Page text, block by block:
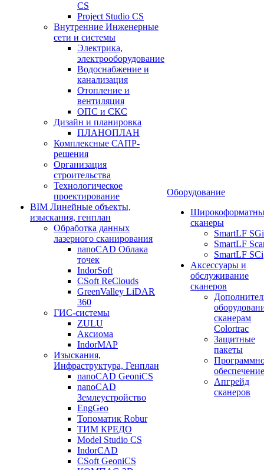
CS
Project Studio CS
Внутренние Инженерные
сети и системы
Электрика,
электрооборудование
Водоснабжение и
канализация
Отопление и
вентиляция
ОПС и СКС
Дизайн и планировка
ПЛАНОПЛАН
Комплексные САПР-
решения
Организация
строительства
Технологическое
проектирование
BIM Линейные объекты,
изыскания, генплан
Обработка данных
лазерного сканирования
nanoCAD Облака
точек
IndorSoft
CSoft ReClouds
GreenValley LiDAR
360
ГИС-системы
ZULU
Аксиома
IndorMAP
Изыскания,
Инфраструктура, Генплан
nanoCAD GeoniCS
nanoCAD
Землеустройство
EngGeo
Топоматик Robur
ТИМ КРЕДО
Model Studio CS
IndorCAD
CSoft GeoniCS
Оборудование
сканеры
SmartLF SGi
SmartLF
SmartLF SCi
Аксессуары и
обслуживание
сканеров
сканерам
Colortrac
Защитные
пакеты
обеспечение
Апгрейд
сканеров